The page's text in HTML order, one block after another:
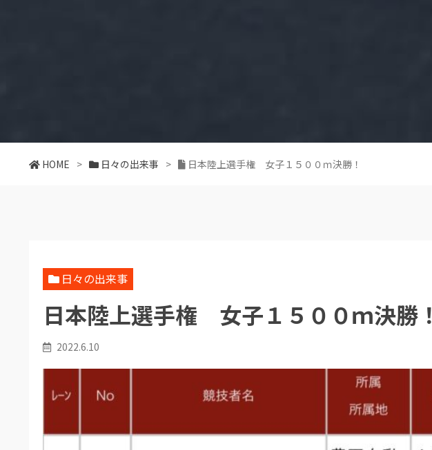
HOME > 日々の出来事 > 日本陸上選手権 女子１５００ｍ決勝！
日々の出来事
日本陸上選手権 女子１５００ｍ決勝！
2022.6.10